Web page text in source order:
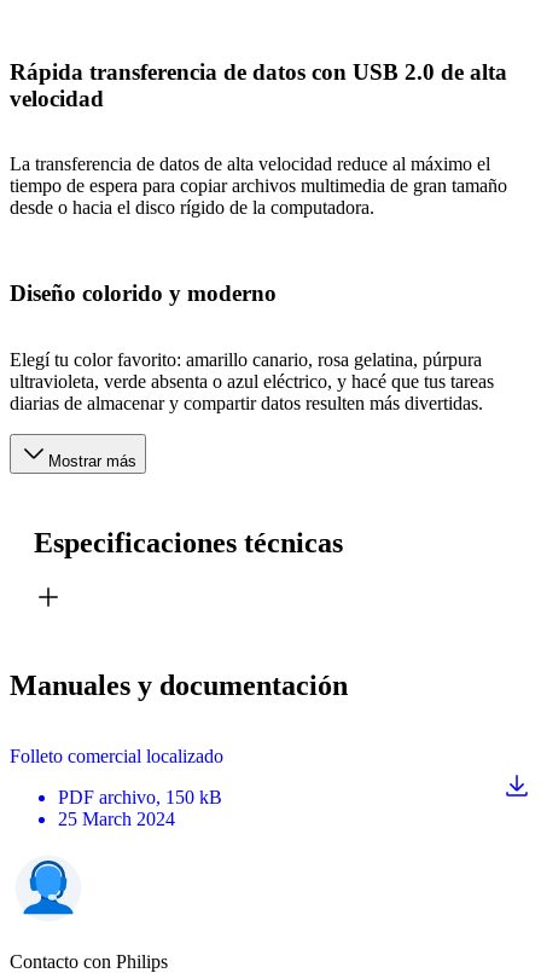
Rápida transferencia de datos con USB 2.0 de alta
velocidad
La transferencia de datos de alta velocidad reduce al máximo el
tiempo de espera para copiar archivos multimedia de gran tamaño
desde o hacia el disco rígido de la computadora.
Diseño colorido y moderno
Elegí tu color favorito: amarillo canario, rosa gelatina, púrpura
ultravioleta, verde absenta o azul eléctrico, y hacé que tus tareas
diarias de almacenar y compartir datos resulten más divertidas.
Mostrar más
Especificaciones técnicas
Manuales y documentación
Folleto comercial localizado
PDF archivo, 150 kB
25 March 2024
Contacto con Philips